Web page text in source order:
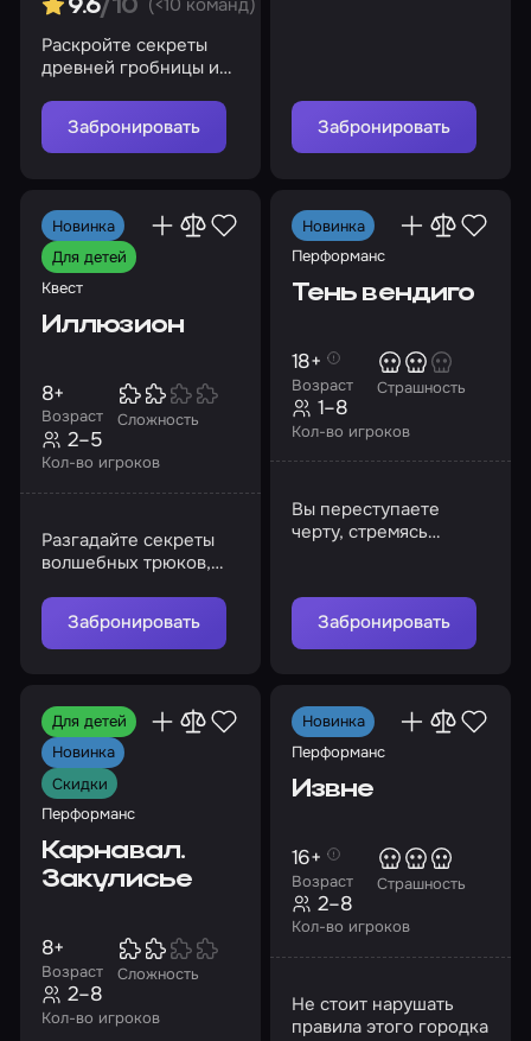
9.6/10 (<10 команд)
Раскройте секреты
древней гробницы и
жезл!
Забронировать Забронировать
Новинка
Для детей
Квест
Иллюзион
Возраст
8+
Сложность
Кол-во игроков
2–5
Разгадайте секреты
волшебных трюков,
из-под контроля
Забронировать
Новинка
Перформанс
Тень вендиго
Возраст
18+
Страшность
Кол-во игроков
1–8
Вы переступаете
черту, стремясь
проклятия финальным
ритуалом
Забронировать
Для детей
Новинка
Скидки
Перформанс
Карнавал.
Закулисье
Возраст
8+
Сложность
Кол-во игроков
2–8
Новинка
Перформанс
Извне
Возраст
16+
Страшность
Кол-во игроков
2–8
Не стоит нарушать
правила этого городка